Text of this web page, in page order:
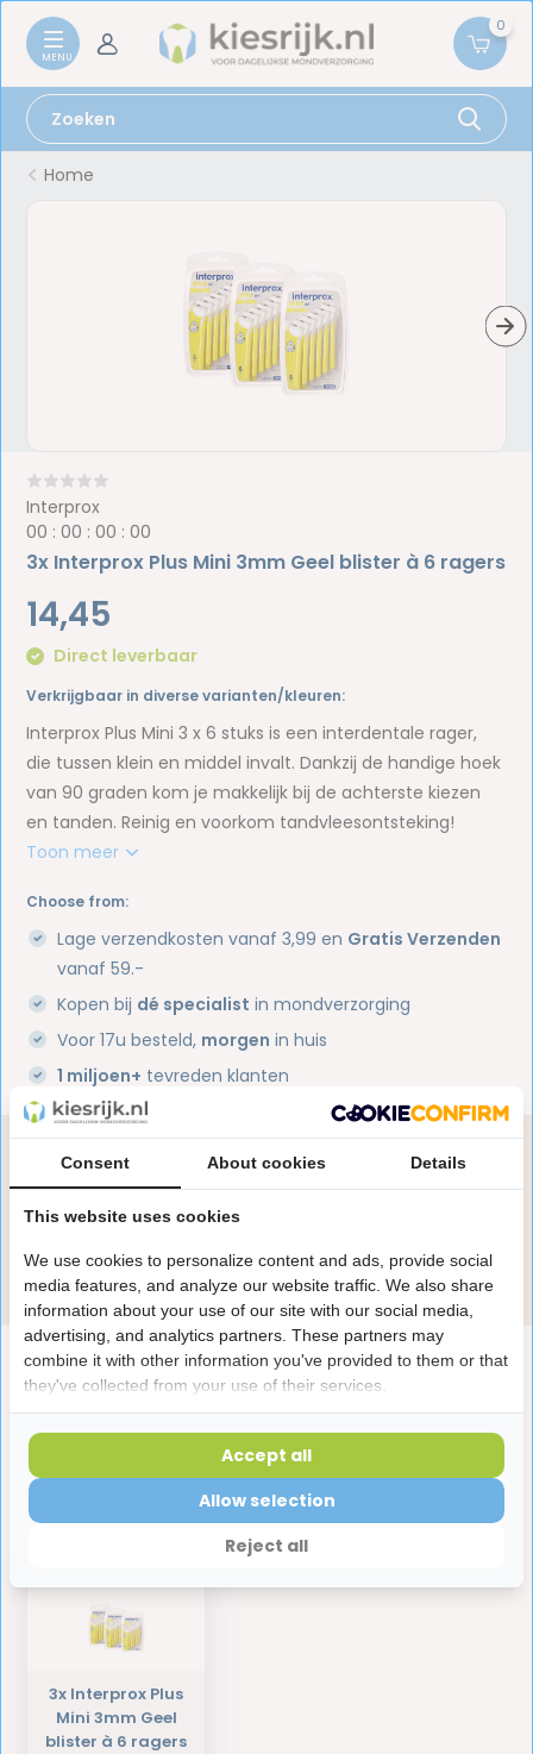
0
Home
Interprox
00 :00 :00 :00
3x Interprox Plus Mini 3mm Geel blister à 6 ragers
14,45
Direct leverbaar
Verkrijgbaar in diverse varianten/kleuren:
Interprox Plus Mini 3 x 6 stuks is een interdentale rager,
die tussen klein en middel invalt. Dankzij de handige hoek
van 90 graden kom je makkelijk bij de achterste kiezen
en tanden. Reinig en voorkom tandvleesontsteking!
Toon meer
Choose from:
Lage verzendkosten vanaf 3,99 en Gratis Verzenden
vanaf 59.-
Kopen bij dé specialist in mondverzorging
Voor 17u besteld, morgen in huis
1 miljoen+ tevreden klanten
Productomschrijving
Reviews
Heb je een vraag over dit product?
Onze specialisten helpen je graag! Spreek ons aan
in de chat of stuur een e-mail.
Stuur e-mail
Laatst bekeken producten
3x Interprox Plus
Mini 3mm Geel
blister à 6 ragers
Consent About cookies Details
This website uses cookies
We use cookies to personalize content and ads, provide social
media features, and analyze our website traffic. We also share
information about your use of our site with our social media,
advertising, and analytics partners. These partners may
combine it with other information you've provided to them or that
they've collected from your use of their services.
Reject all
Allow selection
Accept all